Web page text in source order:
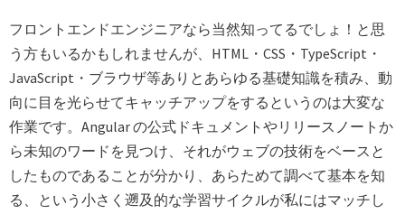
フロントエンドエンジニアなら当然知ってるでしょ！と思
う方もいるかもしれませんが、HTML・CSS・TypeScript・
JavaScript・ブラウザ等ありとあらゆる基礎知識を積み、動
向に目を光らせてキャッチアップをするというのは大変な
作業です。Angular の公式ドキュメントやリリースノートか
ら未知のワードを見つけ、それがウェブの技術をベースと
したものであることが分かり、あらためて調べて基本を知
る、という小さく遡及的な学習サイクルが私にはマッチし